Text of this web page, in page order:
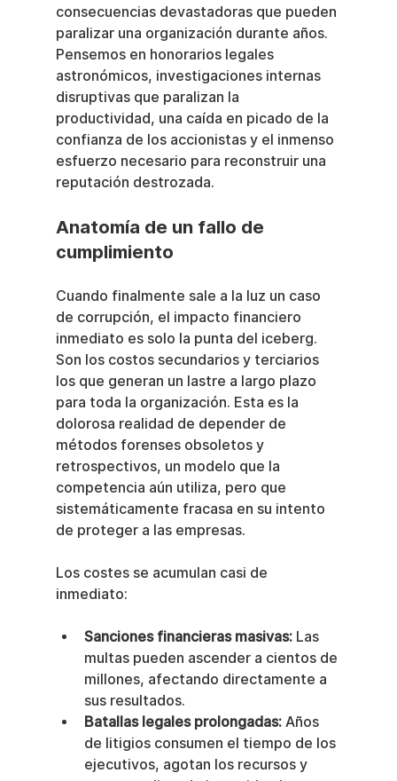
consecuencias devastadoras que pueden
paralizar una organización durante años.
Pensemos en honorarios legales
astronómicos, investigaciones internas
disruptivas que paralizan la
productividad, una caída en picado de la
confianza de los accionistas y el inmenso
esfuerzo necesario para reconstruir una
reputación destrozada.
Anatomía de un fallo de
cumplimiento
Cuando finalmente sale a la luz un caso
de corrupción, el impacto financiero
inmediato es solo la punta del iceberg.
Son los costos secundarios y terciarios
los que generan un lastre a largo plazo
para toda la organización. Esta es la
dolorosa realidad de depender de
métodos forenses obsoletos y
retrospectivos, un modelo que la
competencia aún utiliza, pero que
sistemáticamente fracasa en su intento
de proteger a las empresas.
Los costes se acumulan casi de
inmediato:
Sanciones financieras masivas: Las
multas pueden ascender a cientos de
millones, afectando directamente a
sus resultados.
Batallas legales prolongadas: Años
de litigios consumen el tiempo de los
ejecutivos, agotan los recursos y